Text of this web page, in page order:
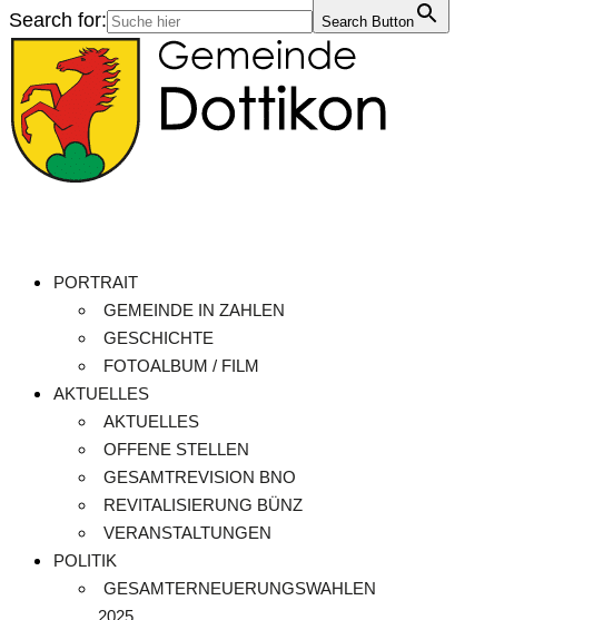
Search for: Search Button
PORTRAIT
GEMEINDE IN ZAHLEN
GESCHICHTE
FOTOALBUM / FILM
AKTUELLES
AKTUELLES
OFFENE STELLEN
GESAMTREVISION BNO
REVITALISIERUNG BÜNZ
VERANSTALTUNGEN
POLITIK
GESAMTERNEUERUNGSWAHLEN
2025